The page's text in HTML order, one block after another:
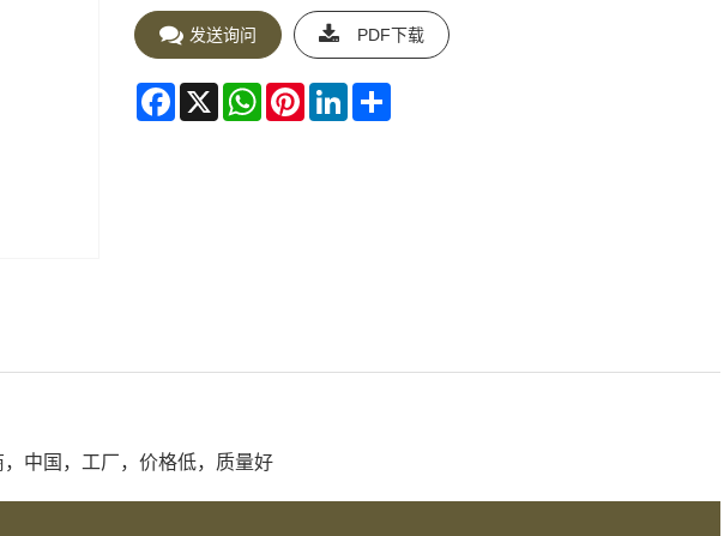
发送询问 PDF下载
Facebook
X WhatsApp
PinterestLinkedInShare
中国，工厂，价格低，质量好